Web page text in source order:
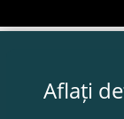
Aflați